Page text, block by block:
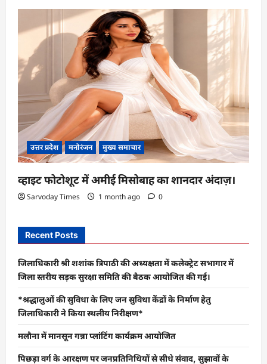
उत्तर प्रदेश मनोरंजन मुख्य समाचार
व्हाइट फोटोशूट में अमीई मिसोबाह का शानदार अंदाज़।
Sarvoday Times 1 month ago 0
Recent Posts
जिलाधिकारी श्री शशांक त्रिपाठी की अध्यक्षता में कलेक्ट्रेट सभागार में
जिला स्तरीय सड़क सुरक्षा समिति की बैठक आयोजित की गई।
*श्रद्धालुओं की सुविधा के लिए जन सुविधा केंद्रों के निर्माण हेतु
जिलाधिकारी ने किया स्थलीय निरीक्षण*
मलौना में मानसून गन्ना प्लांटिंग कार्यक्रम आयोजित
पिछड़ा वर्ग के आरक्षण पर जनप्रतिनिधियों से सीधे संवाद, सुझावों के